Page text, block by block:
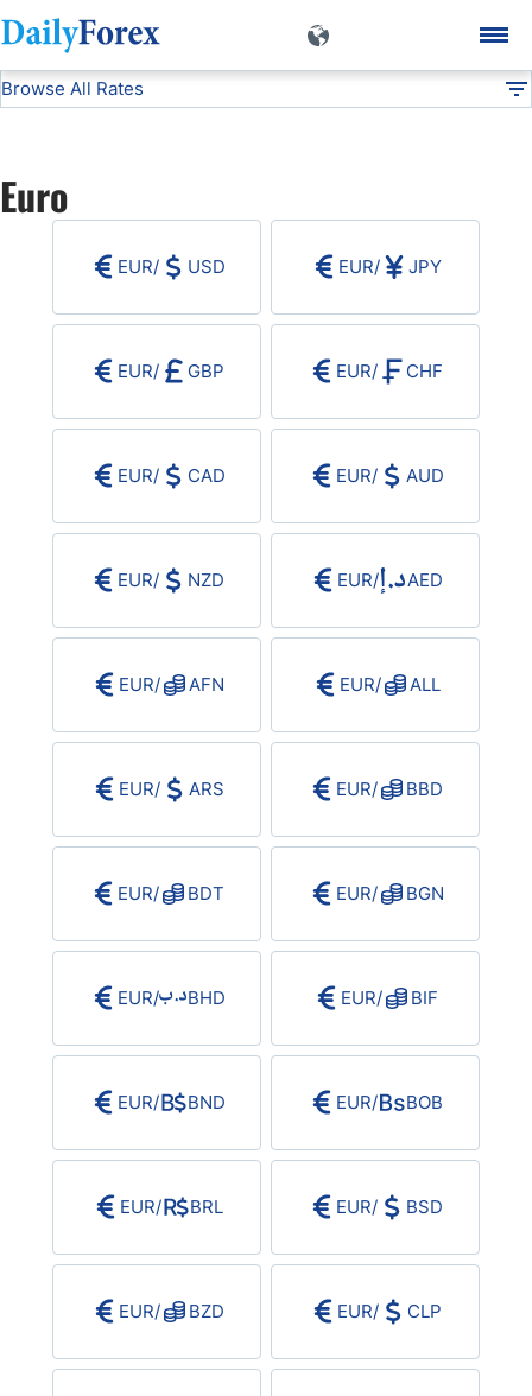
DF Currencies EUR
Browse All Rates
USD/JPY
USD/CHF
USD/CAD
USD/BRL
Bitcoin/USD
All Currencies
Commodities
Euro
EUR/ USD EUR/ JPY
EUR/ GBP EUR/ CHF
EUR/ CAD EUR/ AUD
EUR/ NZD EUR/ AED
EUR/ AFN EUR/ ALL
EUR/ ARS EUR/ BBD
EUR/ BDT EUR/ BGN
EUR/ BHD EUR/ BIF
EUR/ BND EUR/ BOB
EUR/ BRL EUR/ BSD
EUR/ BZD EUR/ CLP